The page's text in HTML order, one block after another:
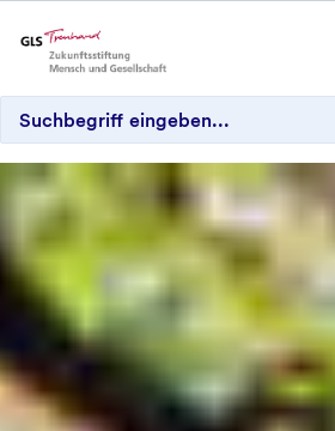
Über die Stiftung
Unterstützen